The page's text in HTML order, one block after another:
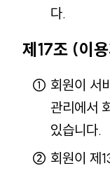
다.
제17조 (이
회원이 서
관리에서
있습니다.
회원이 제